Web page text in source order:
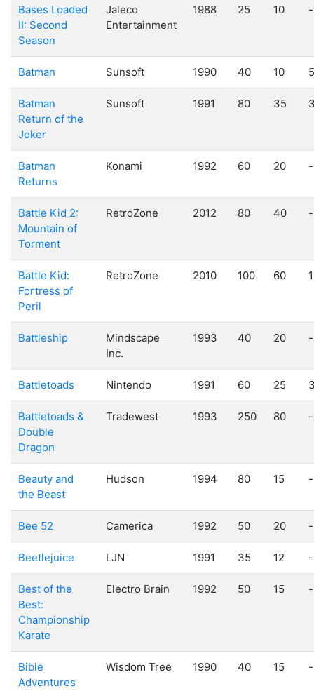
Bases Loaded
II: Second
Season
Jaleco
Entertainment
1988 25 10 -
Batman Sunsoft 1990 40 10
Batman
Return of the
Joker
Sunsoft 1991 80 35
Batman
Returns
Konami 1992 60 20 -
Battle Kid 2:
Mountain of
Torment
RetroZone 2012 80 40 -
Battle Kid:
Fortress of
Peril
RetroZone 2010 100 60 1
Battleship
Mindscape
Inc.
1993 40 20 -
Battletoads Nintendo 1991 60 25
Battletoads &
Double
Dragon
Tradewest 1993 250 80 -
Beauty and
the Beast
Hudson 1994 80 15 -
Bee 52 Camerica 1992 50 20 -
Beetlejuice LJN 1991 35 12 -
Best of the
Best:
Championship
Karate
Electro Brain 1992 50 15 -
Bible
Adventures
Wisdom Tree 1990 40 15 -